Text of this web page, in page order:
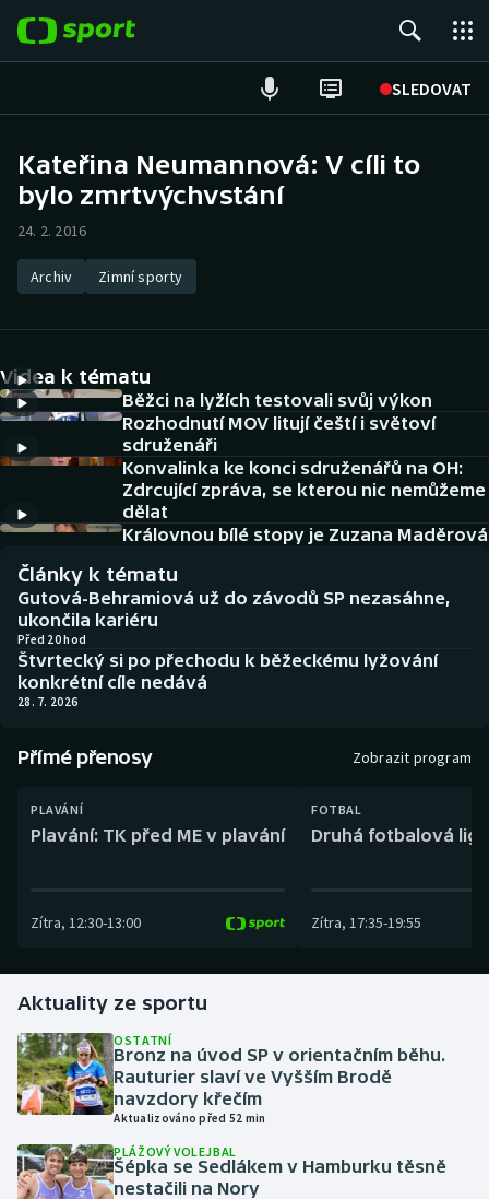
SLEDOVAT
Hokej
Atletika
DALŠÍ SPORTY
Americký fotbal
Baseball a softbal
Biatlon
Boby a skeleton
Curling
Dostihy
Futsal
Golf
Gymnastika
Házená
Judo
NEPŘEHLÉDNĚTE
Aplikace ČT sport
AZ kvíz
Kateřina Neumannová: V cíli to
bylo zmrtvýchvstání
24. 2. 2016
Archiv Zimní sporty
Videa k tématu
Běžci na lyžích testovali svůj výkon
Rozhodnutí MOV litují čeští i světoví
sdruženáři
Konvalinka ke konci sdruženářů na OH:
Zdrcující zpráva, se kterou nic nemůžeme
dělat
Královnou bílé stopy je Zuzana Maděrová
Články k tématu
Gutová-Behramiová už do závodů SP nezasáhne,
ukončila kariéru
Před 20 hod
Štvrtecký si po přechodu k běžeckému lyžování
konkrétní cíle nedává
28. 7. 2026
Přímé přenosy Zobrazit program
PLAVÁNÍ
Plavání: TK před ME v plavání
Zítra, 12:30-13:00
FOTBAL
Druhá fotbalová
Zítra, 17:35-19:55
Aktuality ze sportu
OSTATNÍ
Bronz na úvod SP v orientačním běhu.
Rauturier slaví ve Vyšším Brodě
navzdory křečím
Aktualizováno před 52 min
PLÁŽOVÝ VOLEJBAL
Šépka se Sedlákem v Hamburku těsně
nestačili na Nory